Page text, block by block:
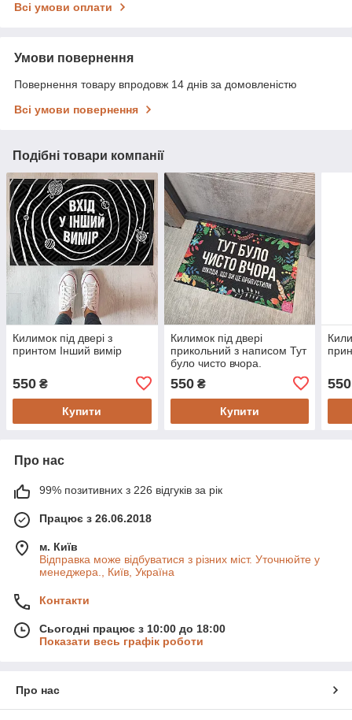
Всі умови оплати
Умови повернення
Повернення товару впродовж 14 днів за домовленістю
Всі умови повернення
Подібні товари компанії
Килимок під двері з
принтом Інший вимір
550 ₴
Купити
Килимок під двері
прикольний з написом Тут
було чисто вчора.
550₴
Купити
550
Про нас
99% позитивних з 226 відгуків за рік
Працює з 26.06.2018
м. Київ
Відправка може відбуватися з різних міст. Уточнюйте у
менеджера., Київ, Україна
Контакти
Сьогодні працює з 10:00 до 18:00
Показати весь графік роботи
Про нас